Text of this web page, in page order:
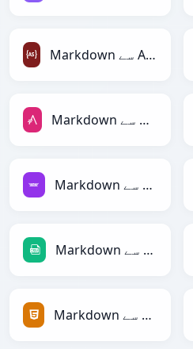
Markdown سے ActionScript
Markdown سے AsciiDoc
Markdown سے Avro
Markdown سے CSV
Markdown سے HTML